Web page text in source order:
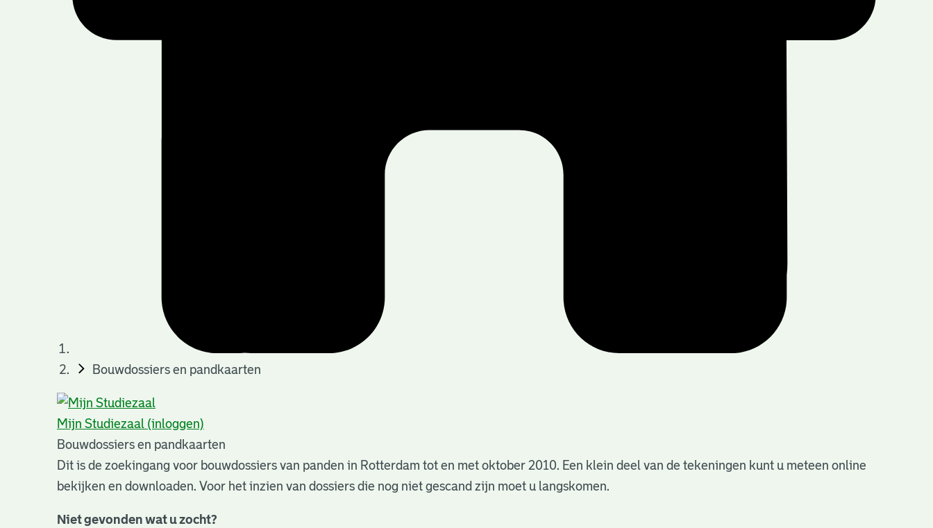
Bouwdossiers en pandkaarten
Mijn Studiezaal (inloggen)
Bouwdossiers en pandkaarten
Dit is de zoekingang voor bouwdossiers van panden in Rotterdam tot en met oktober 2010. Een klein deel van de tekeningen kunt u meteen online
bekijken en downloaden. Voor het inzien van dossiers die nog niet gescand zijn moet u langskomen.
Niet gevonden wat u zocht?